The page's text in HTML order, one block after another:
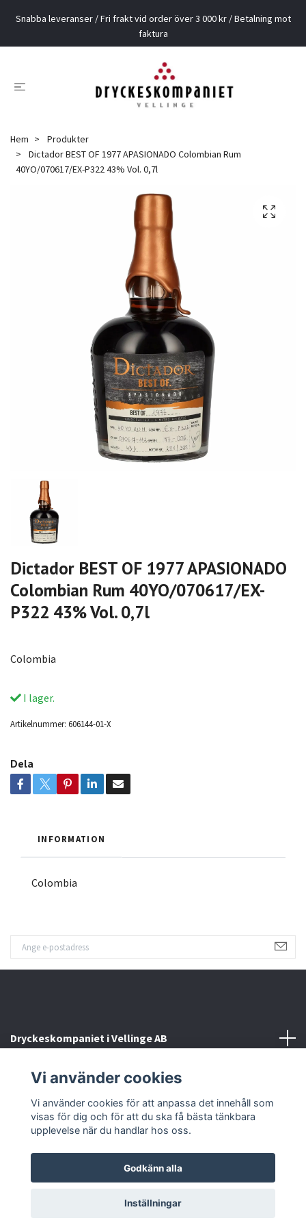
Snabba leveranser / Fri frakt vid order över 3 000 kr / Betalning mot
faktura
Hem
Produkter
Dictador BEST OF 1977 APASIONADO Colombian Rum
40YO/070617/EX-P322 43% Vol. 0,7l
Dictador BEST OF 1977 APASIONADO
Colombian Rum 40YO/070617/EX-
P322 43% Vol. 0,7l
Colombia
I lager.
Artikelnummer: 606144-01-X
Dela
INFORMATION
Colombia
Dryckeskompaniet i Vellinge AB
Kontakta oss
Sociala medier
© 2026 Dryckeskompaniet i Vellinge
Vi använder cookies
Vi använder cookies för att anpassa det innehåll som
visas för dig och för att du ska få bästa tänkbara
upplevelse när du handlar hos oss.
Godkänn alla
Inställningar